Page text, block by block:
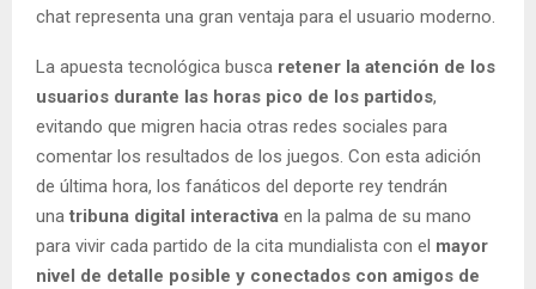
chat representa una gran ventaja para el usuario moderno.
La apuesta tecnológica busca retener la atención de los
usuarios durante las horas pico de los partidos,
evitando que migren hacia otras redes sociales para
comentar los resultados de los juegos. Con esta adición
de última hora, los fanáticos del deporte rey tendrán
una tribuna digital interactiva en la palma de su mano
para vivir cada partido de la cita mundialista con el mayor
nivel de detalle posible y conectados con amigos de